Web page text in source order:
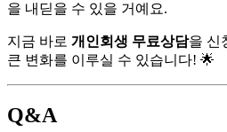
을 내딛을 수 있을 거예요.
지금 바로 개인회생 무료상담을 신
큰 변화를 이루실 수 있습니다! 🌟
Q&A